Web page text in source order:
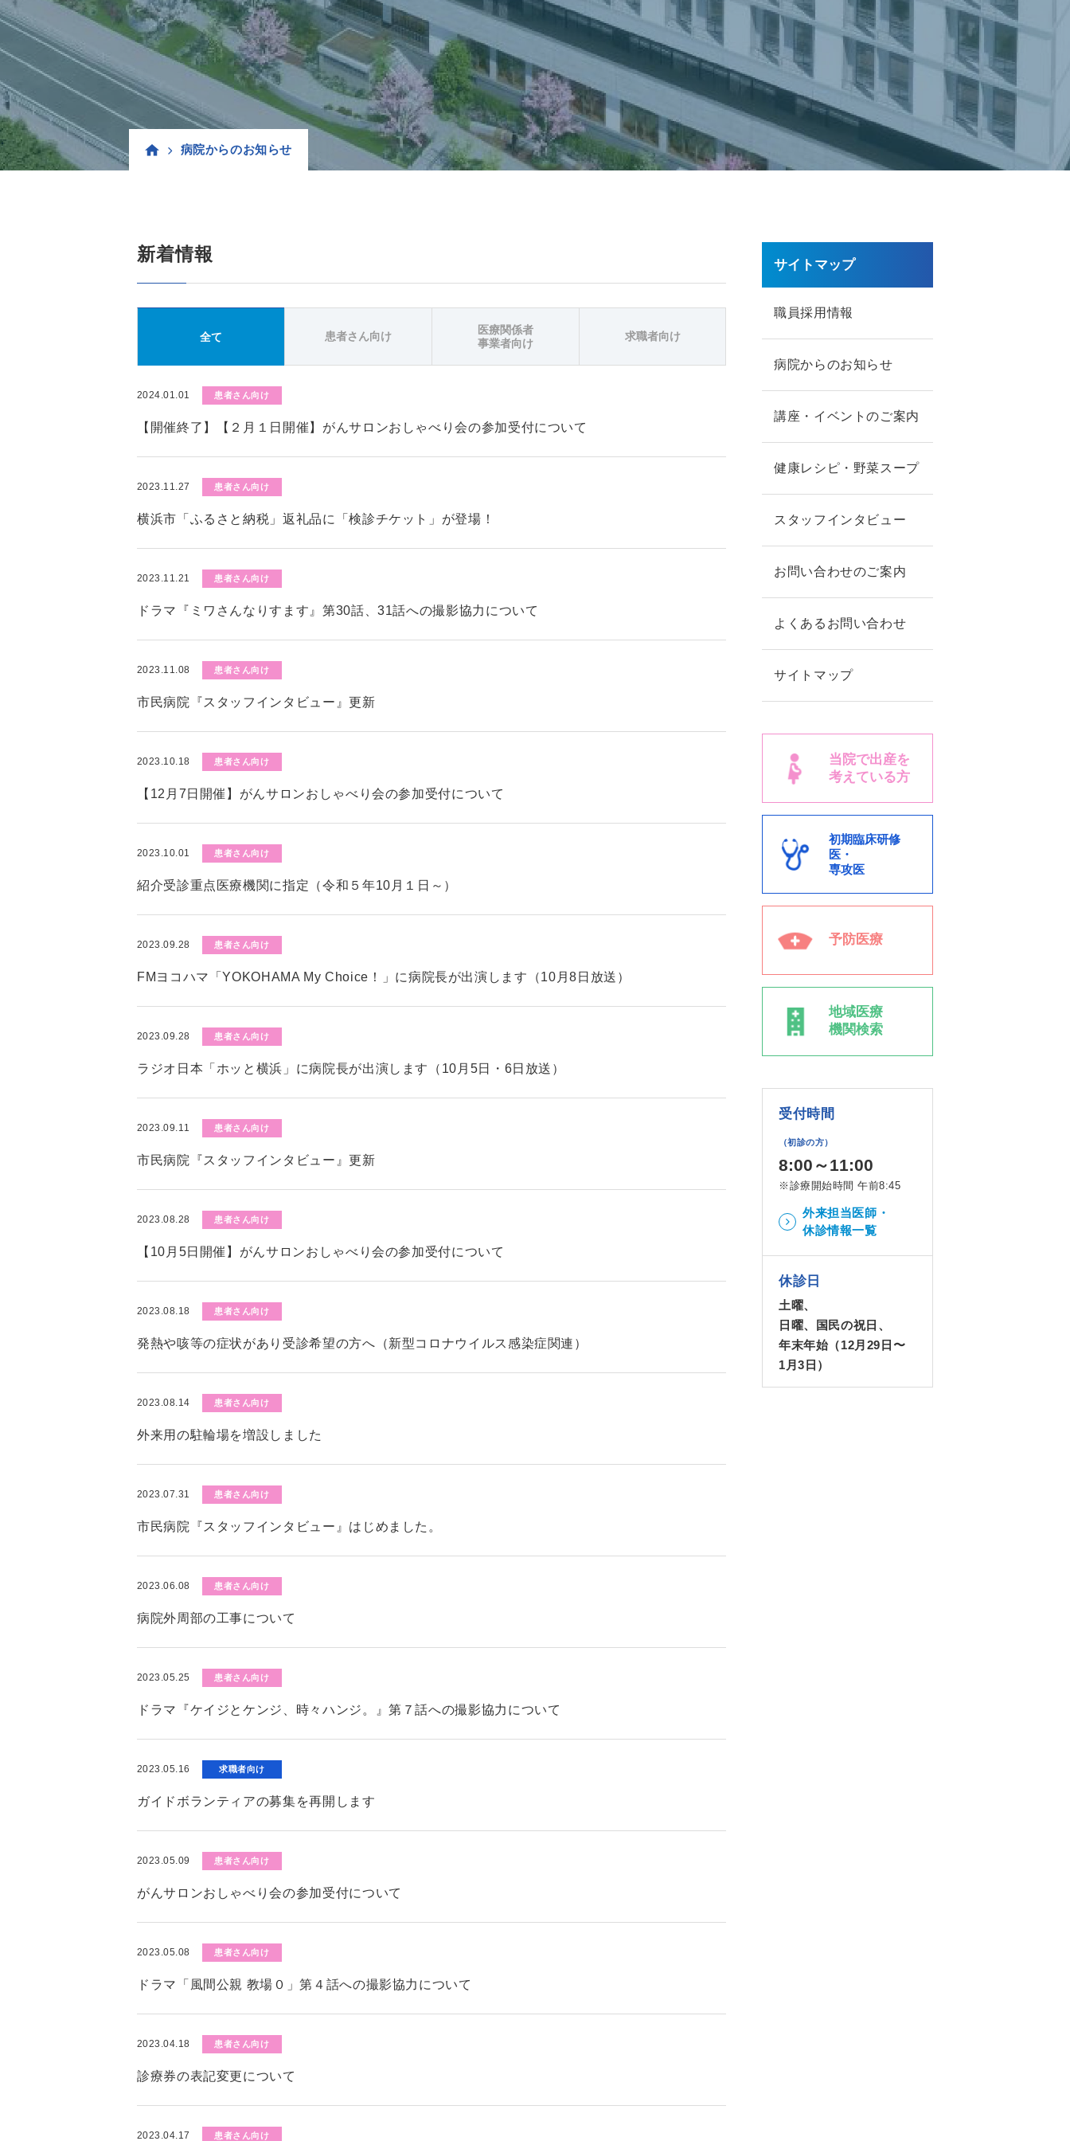
病院からのお知らせ
新着情報
全て 患者さん向け
医療関係者
事業者向け
求職者向け
2024.01.01 患者さん向け
【開催終了】【２月１日開催】がんサロンおしゃべり会の参加受付について
2023.11.27 患者さん向け
横浜市「ふるさと納税」返礼品に「検診チケット」が登場！
2023.11.21 患者さん向け
ドラマ『ミワさんなりすます』第30話、31話への撮影協力について
2023.11.08 患者さん向け
市民病院『スタッフインタビュー』更新
2023.10.18 患者さん向け
【12月7日開催】がんサロンおしゃべり会の参加受付について
2023.10.01 患者さん向け
紹介受診重点医療機関に指定（令和５年10月１日～）
2023.09.28 患者さん向け
FMヨコハマ「YOKOHAMA My Choice！」に病院長が出演します（10月8日放送）
2023.09.28 患者さん向け
ラジオ日本「ホッと横浜」に病院長が出演します（10月5日・6日放送）
2023.09.11 患者さん向け
市民病院『スタッフインタビュー』更新
2023.08.28 患者さん向け
【10月5日開催】がんサロンおしゃべり会の参加受付について
2023.08.18 患者さん向け
発熱や咳等の症状があり受診希望の方へ（新型コロナウイルス感染症関連）
2023.08.14 患者さん向け
外来用の駐輪場を増設しました
2023.07.31 患者さん向け
市民病院『スタッフインタビュー』はじめました。
2023.06.08 患者さん向け
病院外周部の工事について
2023.05.25 患者さん向け
ドラマ『ケイジとケンジ、時々ハンジ。』第７話への撮影協力について
2023.05.16 求職者向け
ガイドボランティアの募集を再開します
2023.05.09 患者さん向け
がんサロンおしゃべり会の参加受付について
2023.05.08 患者さん向け
ドラマ「風間公親 教場０」第４話への撮影協力について
2023.04.18 患者さん向け
診療券の表記変更について
2023.04.17 患者さん向け
サイトマップ
職員採用情報
病院からのお知らせ
講座・イベントのご案内
健康レシピ・野菜スープ
スタッフインタビュー
お問い合わせのご案内
よくあるお問い合わせ
サイトマップ
当院で出産を
考えている方
初期臨床研修
医・
専攻医
予防医療
地域医療
機関検索
受付時間
（初診の方）
8:00～11:00
※診療開始時間 午前8:45
外来担当医師・
休診情報一覧
休診日
土曜、
日曜、国民の祝日、
年末年始（12月29日〜
1月3日）